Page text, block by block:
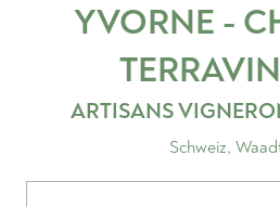
YVORNE -
TERRAVIN
ARTISANS
Schweiz,